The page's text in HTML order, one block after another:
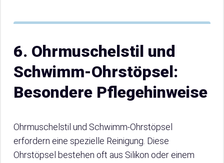
6. Ohrmuschelstil und
Schwimm-Ohrstöpsel:
Besondere Pflegehinweise
Ohrmuschelstil und Schwimm-Ohrstöpsel
erfordern eine spezielle Reinigung. Diese
Ohrstöpsel bestehen oft aus Silikon oder einem